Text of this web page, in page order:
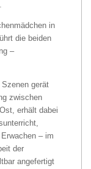
in
die beiden
–
gerät
zwischen
erhält dabei
– im
der
angefertigt